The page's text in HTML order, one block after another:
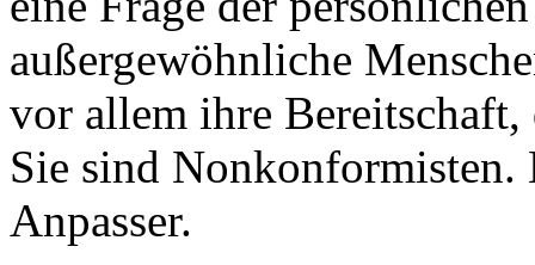
außergewöhnliche
vor allem ihre Bereitschaft,
Sie sind
Anpasser.